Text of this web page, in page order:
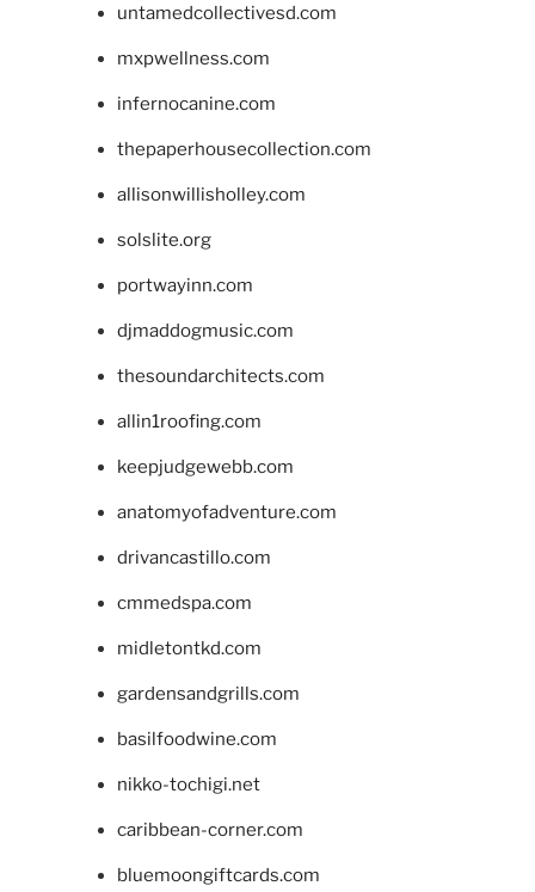
untamedcollectivesd.com
mxpwellness.com
infernocanine.com
thepaperhousecollection.com
allisonwillisholley.com
solslite.org
portwayinn.com
djmaddogmusic.com
thesoundarchitects.com
allin1roofing.com
keepjudgewebb.com
anatomyofadventure.com
drivancastillo.com
cmmedspa.com
midletontkd.com
gardensandgrills.com
basilfoodwine.com
nikko-tochigi.net
caribbean-corner.com
bluemoongiftcards.com